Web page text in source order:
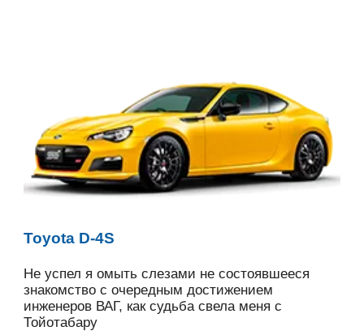
Toyota D-4S
Не успел я омыть слезами не состоявшееся
знакомство с очередным достижением
инженеров ВАГ, как судьба свела меня с
Тойотабару